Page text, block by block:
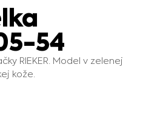
54
RIEKER. Model v zelenej
kože.